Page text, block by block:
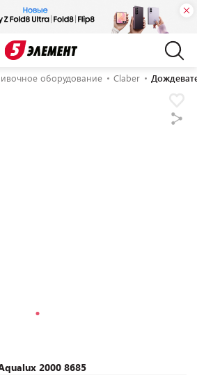
оборудование Claber
2000 8685